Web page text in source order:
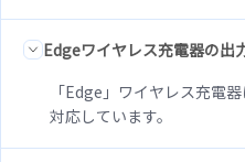
Edgeワイヤレス充電器の出
「Edge」ワイヤレス充電
対応しています。